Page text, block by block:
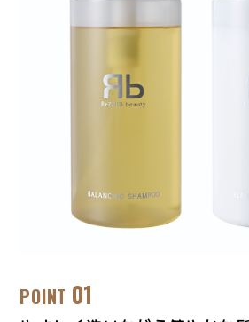
POINT 01